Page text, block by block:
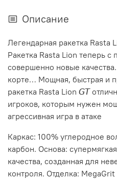
Описание
Легендарная ракетка Rasta
Ракетка Rasta Lion теперь с
совершенно новые
корте… Мощная, быстрая и
ракетка Rasta Lion 𝘎𝘛
игроков, которым нужен
агрессивная игра в атаке
Каркас: 100% углеродное
карбон. Основа:
качества, созданная для
контроля. Отделка: